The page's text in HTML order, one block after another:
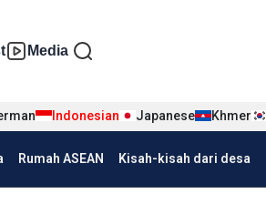
tiện tiếng Indo
Media
Indonesian Japanese Khmer
Rumah ASEAN Kisah-kisah dari desa